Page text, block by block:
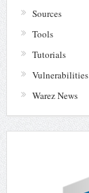
Sources
Tools
Tutorials
Vulnerabilities
Warez News